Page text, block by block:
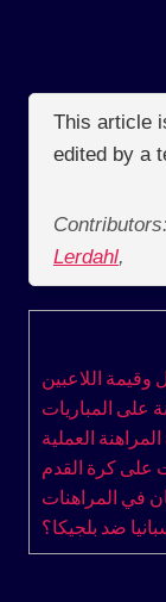
This article
edited by a
Contributors:
Lerdahl,
اللاعبين
على المباريات
العملية
على كرة القدم
في المراهنات
ضد بلجيكا؟